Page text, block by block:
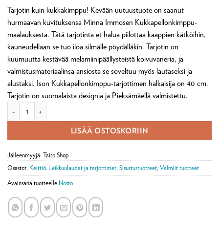
Tarjotin kuin kukkakimppu! Kevään uutuustuote on saanut
hurmaavan kuvituksensa Minna Immosen Kukkapellonkimppu-
maalauksesta. Tätä tarjotinta et halua piilottaa kaappien kätköihin,
kauneudellaan se tuo iloa silmälle pöydälläkin. Tarjotin on
kuumuutta kestävää melamiinipäällysteistä koivuvaneria, ja
valmistusmateriaalinsa ansiosta se soveltuu myös lautaseksi ja
alustaksi. Ison Kukkapellonkimppu-tarjottimen halkaisija on 40 cm.
Tarjotin on suomalaista designia ja Pieksämäellä valmistettu.
LISÄÄ OSTOSKORIIN
Jälleenmyyjä: Taito Shop
Osastot: Keittiö, Leikkuulaudat ja tarjottimet, Sisustustuotteet, Valmiit tuotteet
Avainsana tuotteelle Nosto